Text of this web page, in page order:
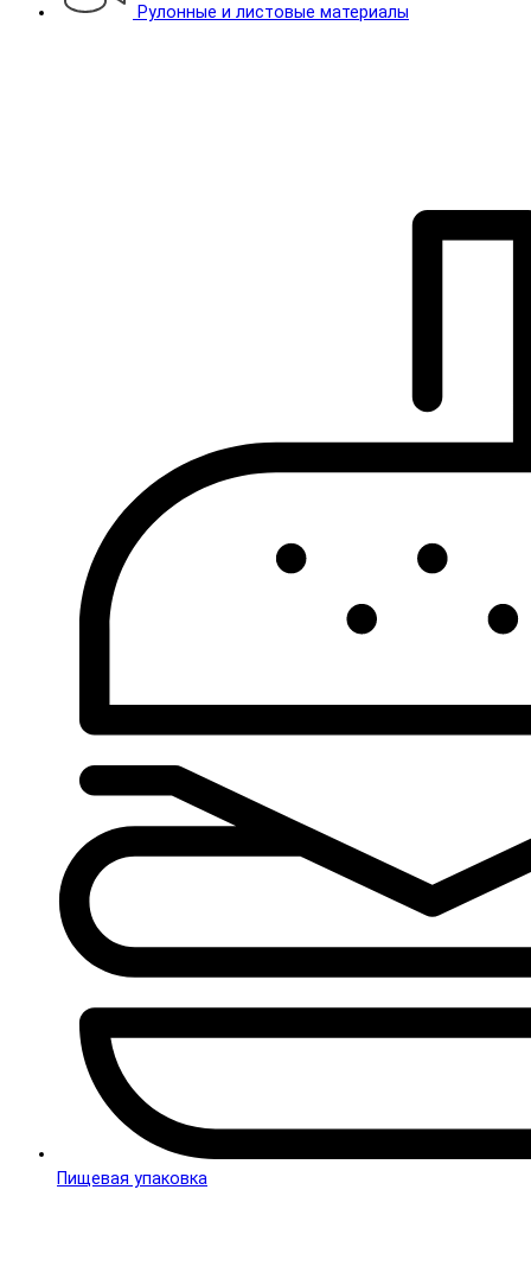
Рулонные и листовые материалы
Пищевая упаковка